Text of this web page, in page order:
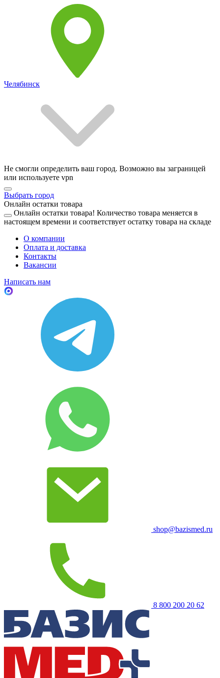
Челябинск
Не смогли определить ваш город. Возможно вы заграницей
или используете vpn
Выбрать город
Онлайн остатки товара
Онлайн остатки товара! Количество товара меняется в
настоящем времени и соответствует остатку товара на складе
О компании
Оплата и доставка
Контакты
Вакансии
Написать нам
shop@bazismed.ru
8 800 200 20 62